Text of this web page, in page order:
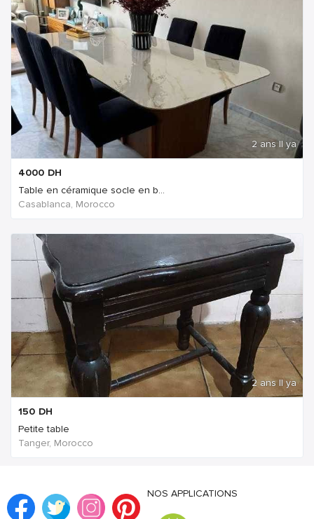
2 ans Il ya
4000 DH
Table en céramique socle en b...
Casablanca, Morocco
2 ans Il ya
150 DH
Petite table
Tanger, Morocco
NOS APPLICATIONS